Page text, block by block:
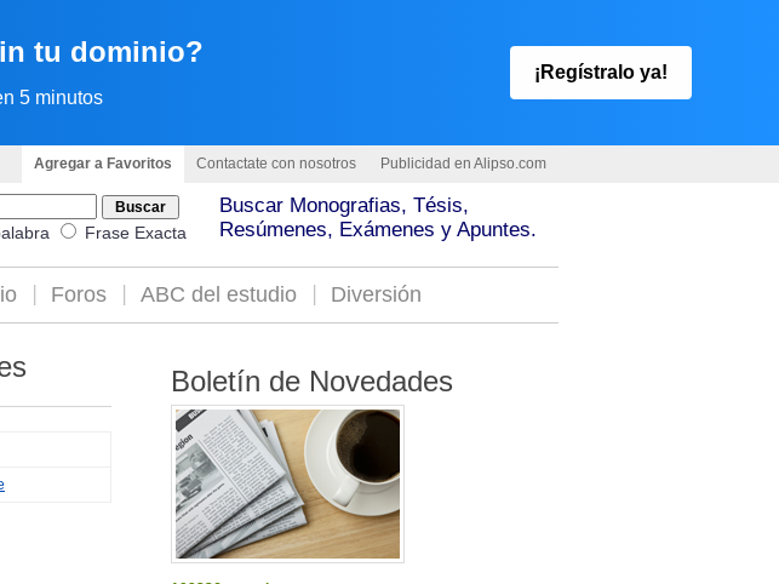
tu dominio?
5 minutos
¡Regístralo ya!
Agregar a Favoritos Contactate con nosotros Publicidad en Alipso.com
Frase Exacta
Buscar Monografias, Tésis,
Resúmenes, Exámenes y Apuntes.
Foros ABC del estudio Diversión
Boletín de Novedades